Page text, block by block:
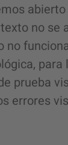
no se
prueba
errores